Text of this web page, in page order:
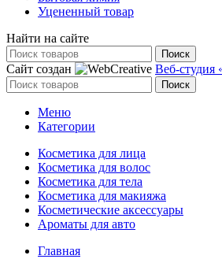
Уцененный товар
Найти на сайте
Поиск
Сайт создан Веб-студия
Поиск
Меню
Категории
Косметика для лица
Косметика для волос
Косметика для тела
Косметика для макияжа
Косметические аксессуары
Ароматы для авто
Главная